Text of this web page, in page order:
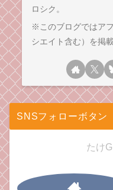
ロシク。
※このブログではア
シエイト含む）を掲
SNSフォローボタン
たけ